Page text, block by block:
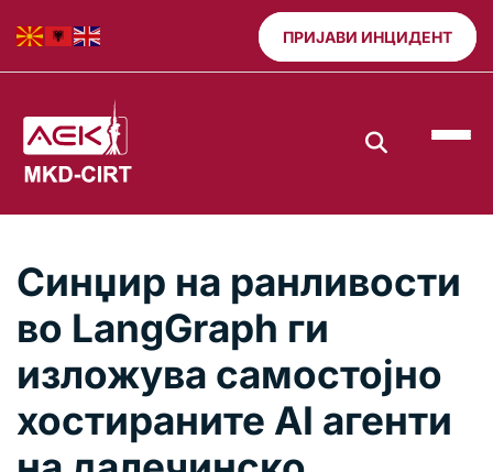
ПРИЈАВИ ИНЦИДЕНТ
Синџир на ранливости
во LangGraph ги
изложува самостојно
хостираните AI агенти